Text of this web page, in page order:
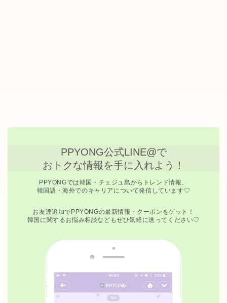
PPYONG公式LINE@で
おトクな情報を手に入れよう！
PPYONGでは韓国・チェジュ島からトレンド情報、
韓国語・海外でのキャリアについて発信しています♡
お友達追加でPPYONGの最新情報・クーポンをゲット！
韓国に関するお悩み相談などもぜひ気軽に送ってください♡